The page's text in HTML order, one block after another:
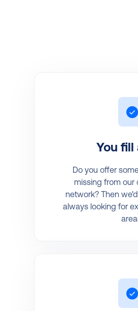
You fill
Do you offer
missing from our
network? Then
always looking for